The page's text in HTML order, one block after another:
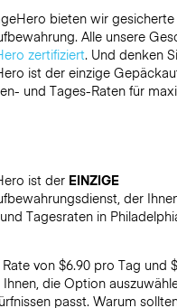
bieten wir
Alle unsere
zertifiziert. Und denken
ist der einzige
und Tages-Raten für
ist der EINZIGE
der
Tagesraten in
Rate von $6.90 pro Tag und
die Option
passt. Warum